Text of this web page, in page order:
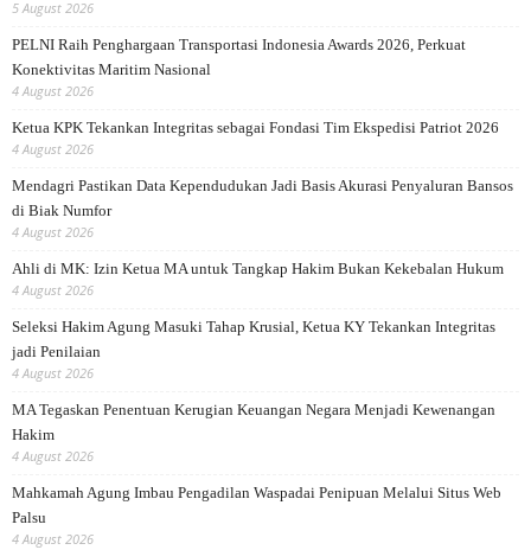
5 August 2026
PELNI Raih Penghargaan Transportasi Indonesia Awards 2026, Perkuat
Konektivitas Maritim Nasional
4 August 2026
Ketua KPK Tekankan Integritas sebagai Fondasi Tim Ekspedisi Patriot 2026
4 August 2026
Mendagri Pastikan Data Kependudukan Jadi Basis Akurasi Penyaluran Bansos
di Biak Numfor
4 August 2026
Ahli di MK: Izin Ketua MA untuk Tangkap Hakim Bukan Kekebalan Hukum
4 August 2026
Seleksi Hakim Agung Masuki Tahap Krusial, Ketua KY Tekankan Integritas
jadi Penilaian
4 August 2026
MA Tegaskan Penentuan Kerugian Keuangan Negara Menjadi Kewenangan
Hakim
4 August 2026
Mahkamah Agung Imbau Pengadilan Waspadai Penipuan Melalui Situs Web
Palsu
4 August 2026